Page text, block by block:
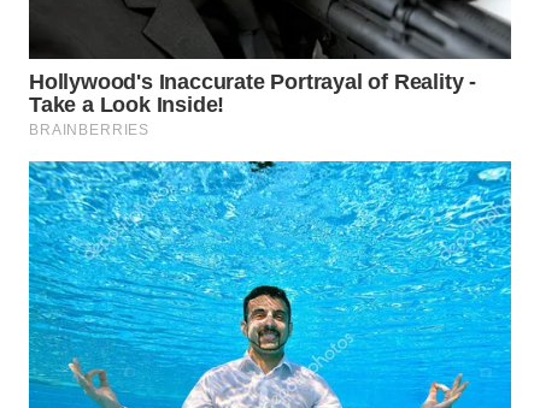
WN
TAPANULI
WN
SAMOSIR
WN
PADANG
LAWAS